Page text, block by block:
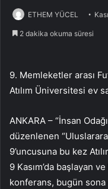
ETHEM YÜCEL
2 dakika okuma süresi
9. Memleketler arası
Atılım Üniversitesi ev
ANKARA – “İnsan
düzenlenen
9’uncusuna bu kez
9 Kasım’da başlayan
konferans, bugün sona